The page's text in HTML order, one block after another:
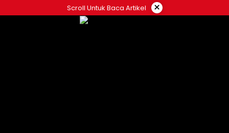
to
Scroll Untuk Baca Artikel ×